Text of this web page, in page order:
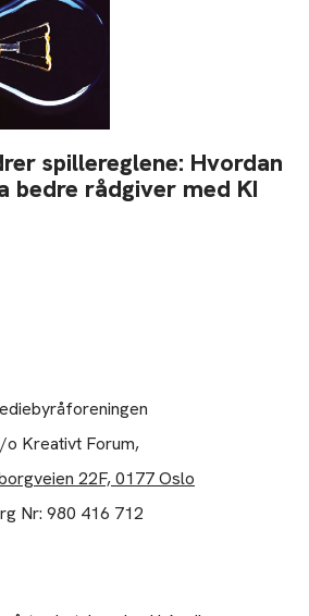
spillereglene: Hvordan
bedre rådgiver med KI
o Kreativt Forum,
22F, 0177 Oslo
Nr: 980 416 712